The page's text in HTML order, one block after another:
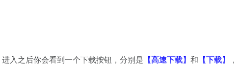
进入之后你会看到一个下载按钮，分别是 【高速下载】 和 【下载】
，